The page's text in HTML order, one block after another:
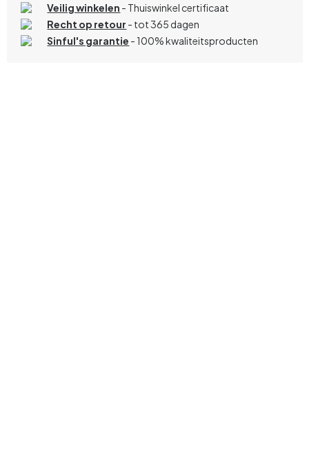
Veilig winkelen - Thuiswinkel certificaat
Recht op retour - tot 365 dagen
Sinful's garantie - 100% kwaliteitsproducten